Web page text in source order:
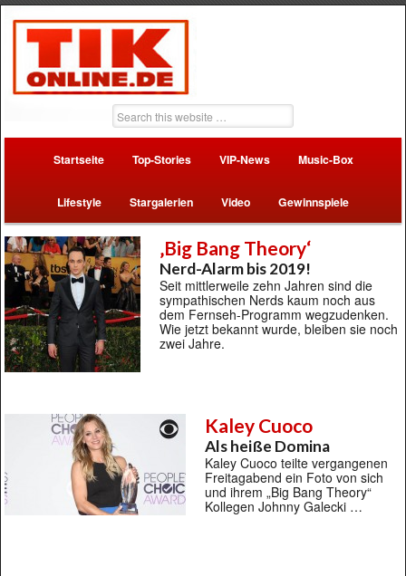
Startseite Top-Stories VIP-News Music-Box
Lifestyle Stargalerien Video Gewinnspiele
‚Big Bang Theory‘
Nerd-Alarm bis 2019!
Seit mittlerweile zehn Jahren sind die
sympathischen Nerds kaum noch aus
dem Fernseh-Programm wegzudenken.
Wie jetzt bekannt wurde, bleiben sie noch
zwei Jahre.
Kaley Cuoco
Als heiße Domina
Kaley Cuoco teilte vergangenen
Freitagabend ein Foto von sich
und ihrem „Big Bang Theory“
Kollegen Johnny Galecki …